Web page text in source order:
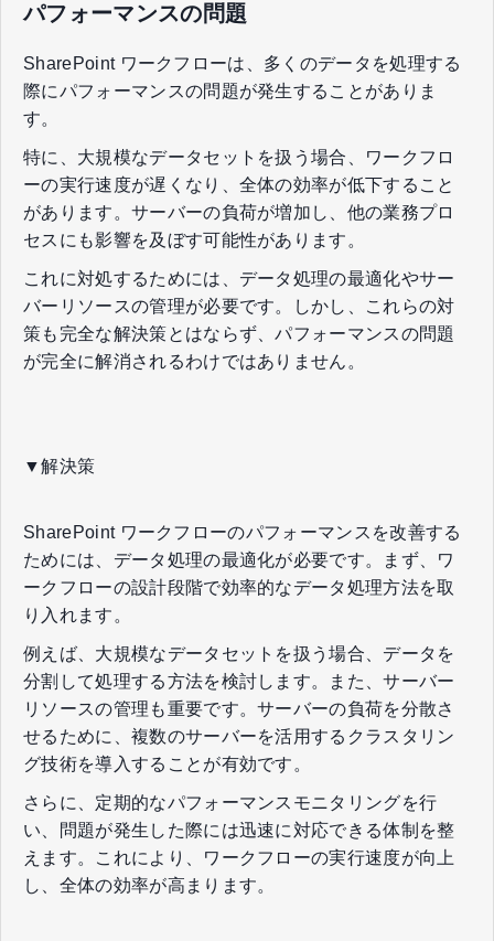
パフォーマンスの問題
SharePoint ワークフローは、多くのデータを処理する
際にパフォーマンスの問題が発生することがありま
す。
特に、大規模なデータセットを扱う場合、ワークフロ
ーの実行速度が遅くなり、全体の効率が低下すること
があります。サーバーの負荷が増加し、他の業務プロ
セスにも影響を及ぼす可能性があります。
これに対処するためには、データ処理の最適化やサー
バーリソースの管理が必要です。しかし、これらの対
策も完全な解決策とはならず、パフォーマンスの問題
が完全に解消されるわけではありません。
▼解決策
SharePoint ワークフローのパフォーマンスを改善する
ためには、データ処理の最適化が必要です。まず、ワ
ークフローの設計段階で効率的なデータ処理方法を取
り入れます。
例えば、大規模なデータセットを扱う場合、データを
分割して処理する方法を検討します。また、サーバー
リソースの管理も重要です。サーバーの負荷を分散さ
せるために、複数のサーバーを活用するクラスタリン
グ技術を導入することが有効です。
さらに、定期的なパフォーマンスモニタリングを行
い、問題が発生した際には迅速に対応できる体制を整
えます。これにより、ワークフローの実行速度が向上
し、全体の効率が高まります。